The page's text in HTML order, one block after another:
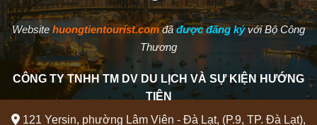
Website huongtientourist.com đãđược đăng ký với Bộ Công
Thương
CÔNG TY TNHH TM DV DU LỊCH VÀ SỰ KIỆN HƯỚNG
TIÊN
121 Yersin, phường Lâm Viên - Đà Lạt, (P.9, TP. Đà Lạt),